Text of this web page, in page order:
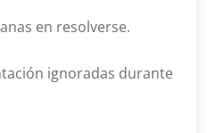
en resolverse.
ignoradas durante